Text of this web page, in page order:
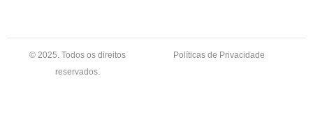
© 2025. Todos os direitos
reservados.
Políticas de Privacidade